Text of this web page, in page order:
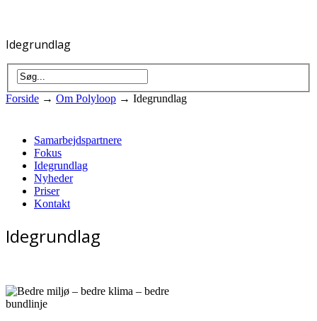
Idegrundlag
Forside → Om Polyloop → Idegrundlag
Samarbejdspartnere
Fokus
Idegrundlag
Nyheder
Priser
Kontakt
Idegrundlag